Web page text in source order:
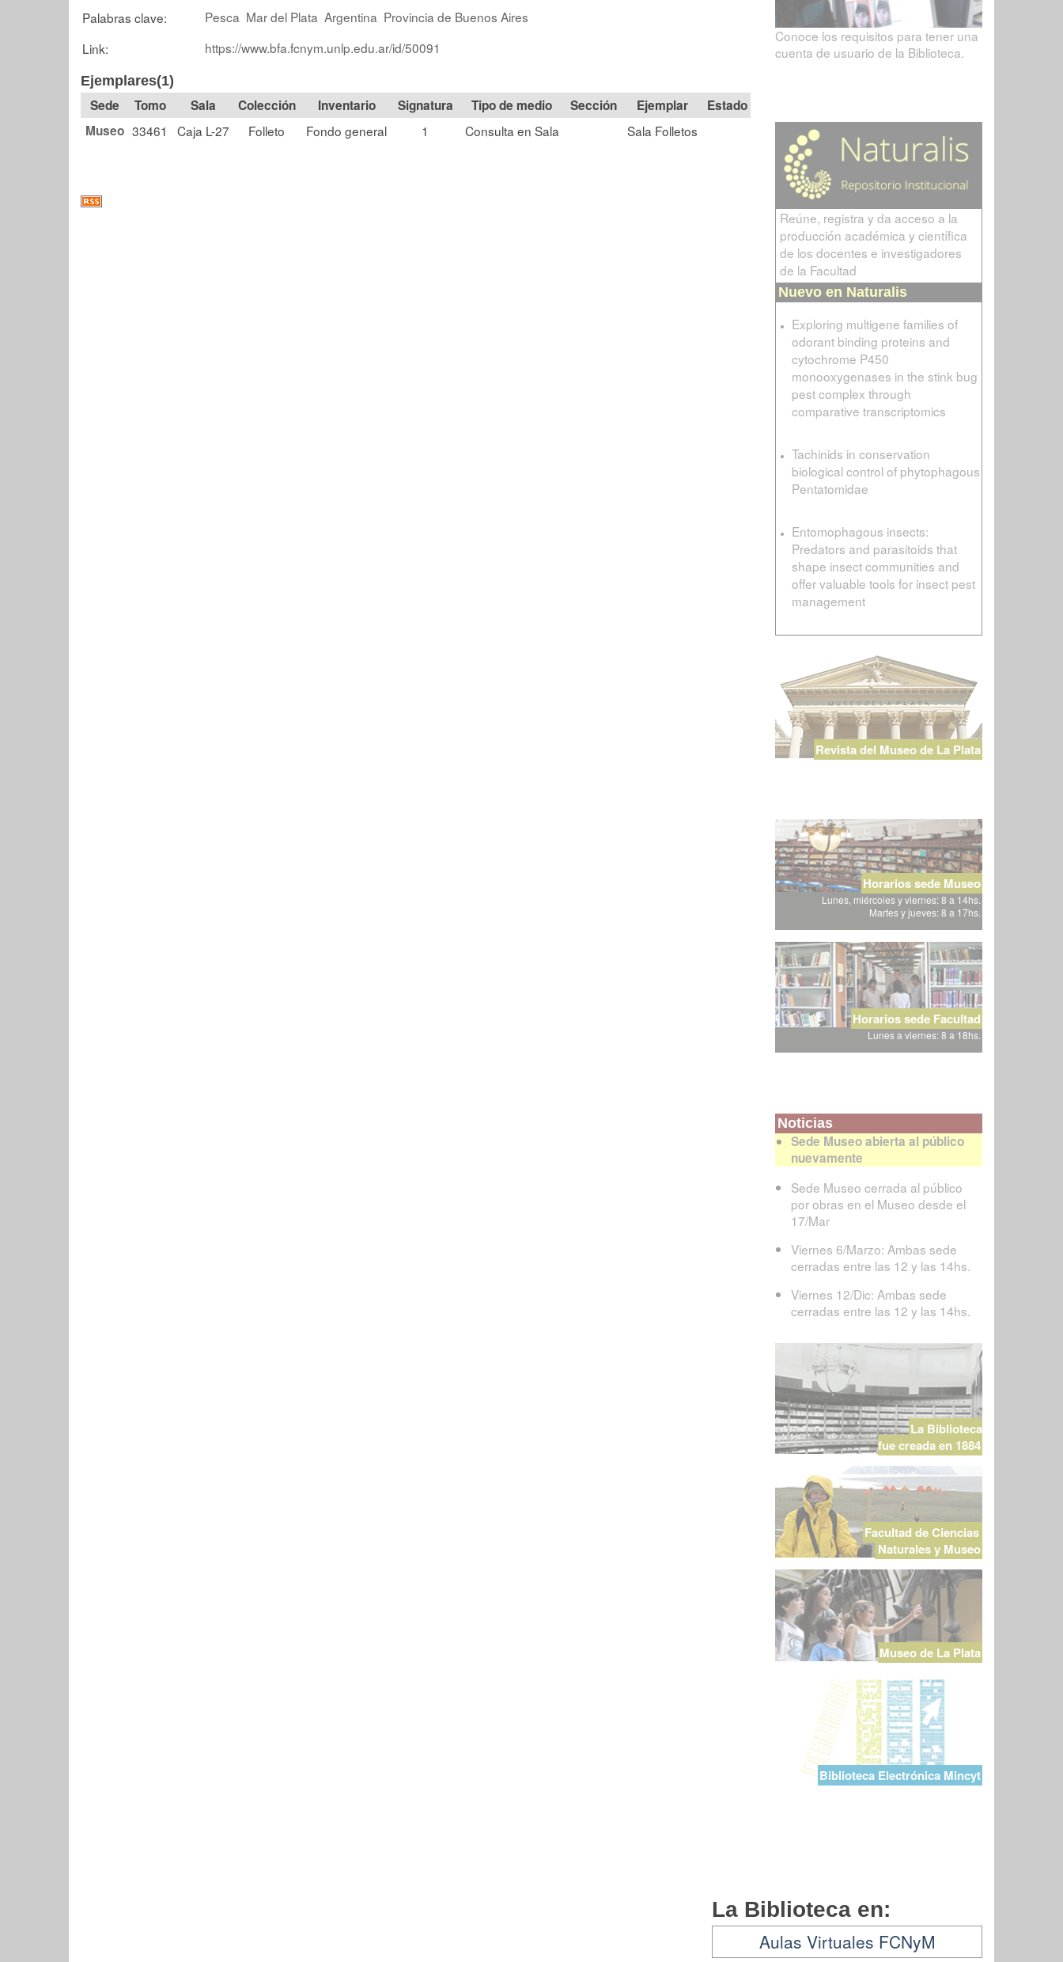
Palabras clave:
Pesca Mar del Plata Argentina Provincia de Buenos Aires
Link:
https://www.bfa.fcnym.unlp.edu.ar/id/50091
Ejemplares(1)
Tomo Sala Colección Signatura Tipo de medio Sección
Estado
Museo 33461 Caja L-27 Folleto Fondo general 1 Consulta en Sala Sala Folletos
Conoce los requisitos para tener una
cuenta de usuario de la Biblioteca.
Reúne, registra y da acceso a la
producción académica y científica
de los docentes e investigadores
de la Facultad
Nuevo en Naturalis
Exploring multigene families of
odorant binding proteins and
cytochrome P450
monooxygenases in the stink bug
pest complex through
comparative transcriptomics
Tachinids in conservation
biological control of phytophagous
Pentatomidae
Entomophagous insects:
Predators and parasitoids that
shape insect communities and
offer valuable tools for insect pest
management
Revista del Museo de La Plata
Horarios sede Museo
Lunes, miércoles y viernes: 8 a 14hs.
Martes y jueves: 8 a 17hs.
Horarios sede Facultad
Lunes a viernes: 8 a 18hs.
Noticias
Sede Museo abierta al público
nuevamente
Sede Museo cerrada al público
por obras en el Museo desde el
17/Mar
Viernes 6/Marzo: Ambas sede
cerradas entre las 12 y las 14hs.
Viernes 12/Dic: Ambas sede
cerradas entre las 12 y las 14hs.
La Biblioteca
fue creada en 1884
Facultad de Ciencias
Naturales y Museo
Museo de La Plata
Biblioteca Electrónica Mincyt
La Biblioteca en:
Aulas Virtuales FCNyM